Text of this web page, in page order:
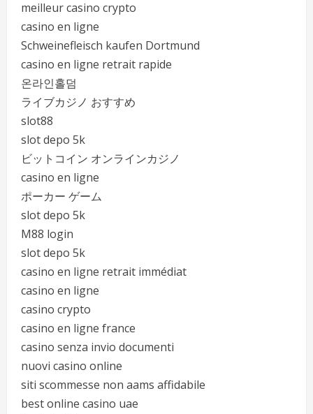
meilleur casino crypto
casino en ligne
Schweinefleisch kaufen Dortmund
casino en ligne retrait rapide
온라인홀덤
ライブカジノ おすすめ
slot88
slot depo 5k
ビットコイン オンラインカジノ
casino en ligne
ポーカー ゲーム
slot depo 5k
M88 login
slot depo 5k
casino en ligne retrait immédiat
casino en ligne
casino crypto
casino en ligne france
casino senza invio documenti
nuovi casino online
siti scommesse non aams affidabile
best online casino uae